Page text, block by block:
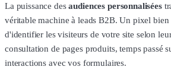
La puissance desaudiences personnalisées
véritable machine à leads B2B. Un pixel
d'identifier les visiteurs de votre site selon
consultation de pages produits, temps passé
interactions avec vos formulaires.